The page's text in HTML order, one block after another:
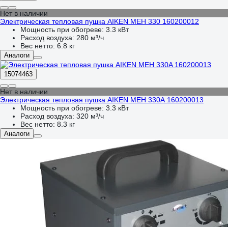
Нет в наличии
Электрическая тепловая пушка AIKEN MEH 330 160200012
Мощность при обогреве: 3.3 кВт
Расход воздуха: 280 м³/ч
Вес нетто: 6.8 кг
Аналоги
15074463
Нет в наличии
Электрическая тепловая пушка AIKEN MEH 330A 160200013
Мощность при обогреве: 3.3 кВт
Расход воздуха: 320 м³/ч
Вес нетто: 8.3 кг
Аналоги